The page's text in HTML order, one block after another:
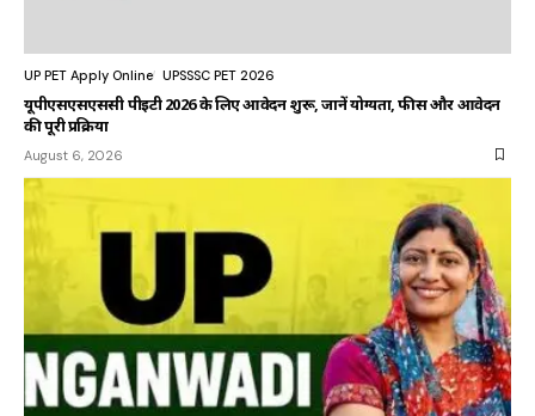
UP PET Apply Online UPSSSC PET 2026
यूपीएसएसएससी पीईटी 2026 के लिए आवेदन शुरू, जानें योग्यता, फीस और आवेदन
की पूरी प्रक्रिया
August 6, 2026